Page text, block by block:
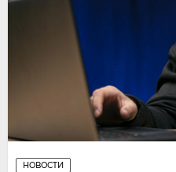
НОВОСТИ